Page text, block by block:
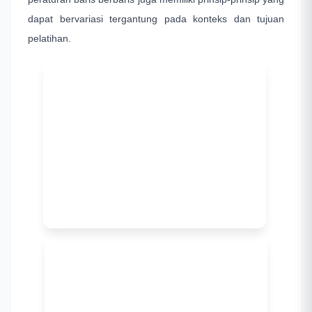
dapat bervariasi tergantung pada konteks dan tujuan
pelatihan.